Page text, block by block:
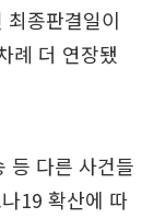
종판결일이
례 더 연장됐
등 다른 사건들
19 확산에 따